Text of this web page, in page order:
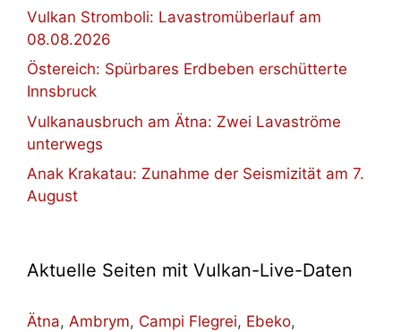
Vulkan Stromboli: Lavastromüberlauf am
08.08.2026
Östereich: Spürbares Erdbeben erschütterte
Innsbruck
Vulkanausbruch am Ätna: Zwei Lavaströme
unterwegs
Anak Krakatau: Zunahme der Seismizität am 7.
August
Aktuelle Seiten mit Vulkan-Live-Daten
Ätna, Ambrym, Campi Flegrei, Ebeko,